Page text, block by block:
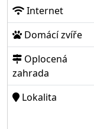
Internet
Domácí zvíře
Oplocená
zahrada
Lokalita